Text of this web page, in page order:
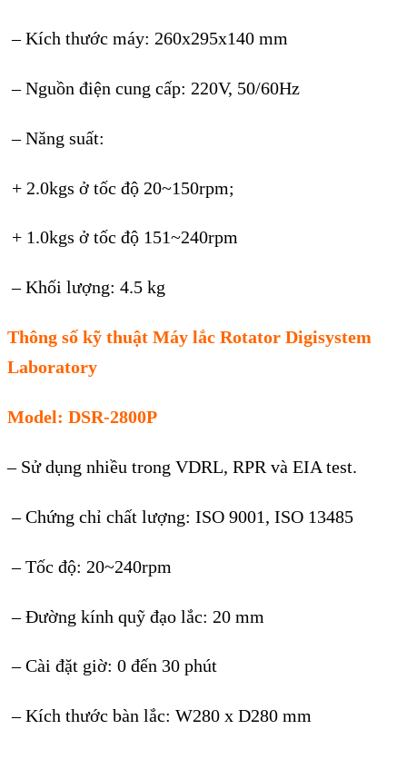
– Kích thước máy: 260x295x140 mm
– Nguồn điện cung cấp: 220V, 50/60Hz
– Năng suất:
+ 2.0kgs ở tốc độ 20~150rpm;
+ 1.0kgs ở tốc độ 151~240rpm
– Khối lượng: 4.5 kg
Thông số kỹ thuật Máy lắc Rotator Digisystem
Laboratory
Model: DSR-2800P
– Sử dụng nhiều trong VDRL, RPR và EIA test.
– Chứng chỉ chất lượng: ISO 9001, ISO 13485
– Tốc độ: 20~240rpm
– Đường kính quỹ đạo lắc: 20 mm
– Cài đặt giờ: 0 đến 30 phút
– Kích thước bàn lắc: W280 x D280 mm